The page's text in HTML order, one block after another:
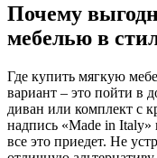
Почему
мебелью в
Где купить мягкую
вариант – это пойти в
диван или комплект с
надпись «Made in Italy»
все это приедет. Не